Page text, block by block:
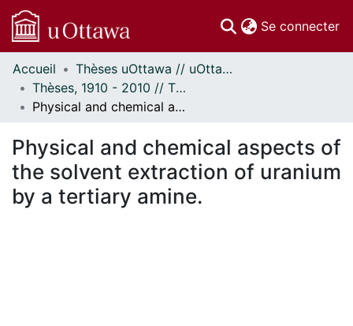
Se connecter
Communautés
et collections
Parcourir
À propos
Accueil
Thèses uOttawa // uOttawa Theses
Thèses, 1910 - 2010 // Theses, 1910 - 2010
Physical and chemical aspects of the solvent extraction of uranium by a tertiary amine.
Physical and chemical aspects of
the solvent extraction of uranium
by a tertiary amine.